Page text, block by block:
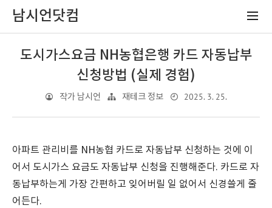
남시언닷컴
도시가스요금 NH농협은행 카드 자동납부
신청방법 (실제 경험)
작가 남시언 재테크 정보 2025. 3. 25.
아파트 관리비를 NH농협 카드로 자동납부 신청하는 것에 이
어서 도시가스 요금도 자동납부 신청을 진행해준다. 카드로 자
동납부하는게 가장 간편하고 잊어버릴 일 없어서 신경쓸게 줄
어든다.